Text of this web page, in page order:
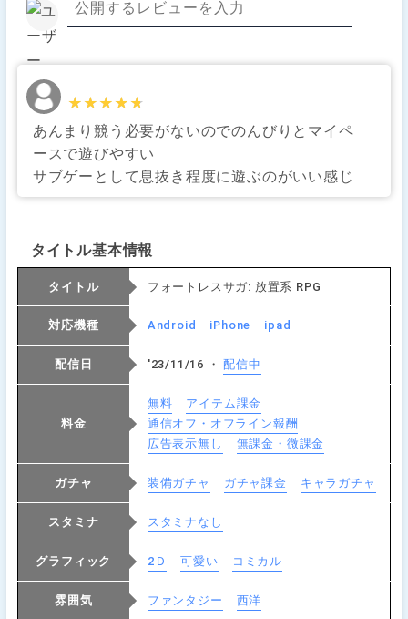
★★★★★
★★★★★
あんまり競う必要がないのでのんびりとマイペ
ースで遊びやすい
サブゲーとして息抜き程度に遊ぶのがいい感じ
タイトル基本情報
タイトル フォートレスサガ: 放置系 RPG
対応機種 Android iPhone ipad
配信日 '23/11/16 ・配信中
料金
無料
アイテム課金
通信オフ・オフライン報酬
広告表示無し
無課金・微課金
ガチャ 装備ガチャ ガチャ課金 キャラガチャ
スタミナ スタミナなし
グラフィック 2Ｄ 可愛い コミカル
雰囲気 ファンタジー 西洋